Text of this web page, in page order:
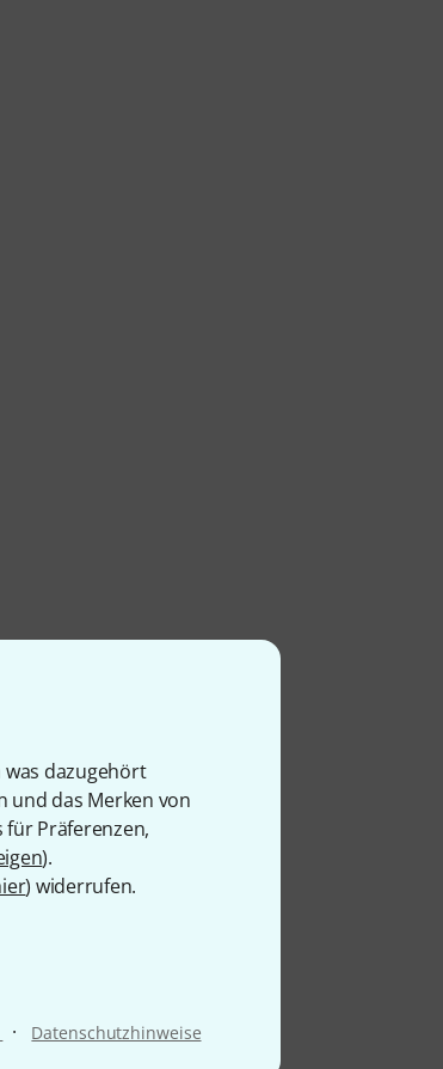
was dazugehört
und das Merken von
für Präferenzen,
).
) widerrufen.
· Datenschutzhinweise